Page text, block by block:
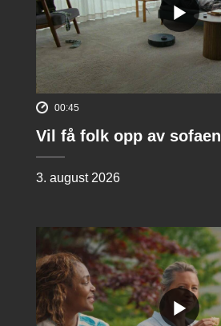
00:45
Vil få folk opp av sofaen
3. august 2026